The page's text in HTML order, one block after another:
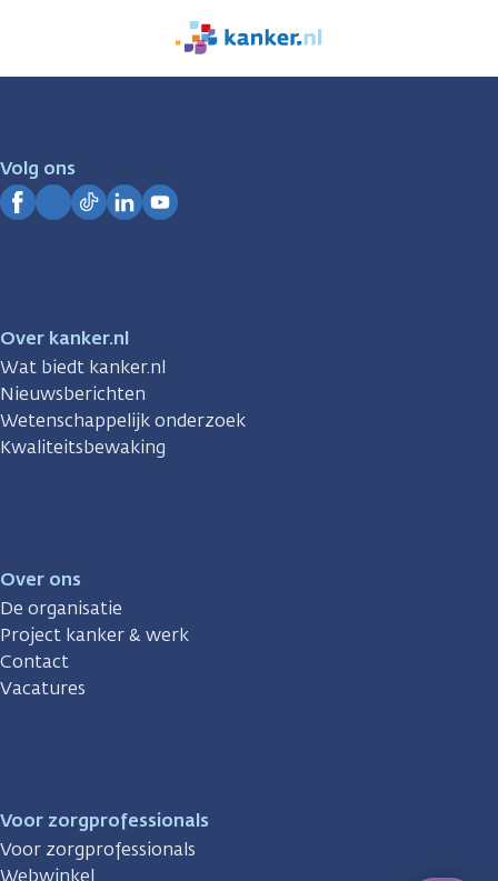
We
zijn
Volg ons
Over kanker.nl
Wat biedt kanker.nl
Nieuwsberichten
Wetenschappelijk onderzoek
Kwaliteitsbewaking
Over ons
De organisatie
Project kanker & werk
Contact
Vacatures
Voor zorgprofessionals
Voor zorgprofessionals
Webwinkel